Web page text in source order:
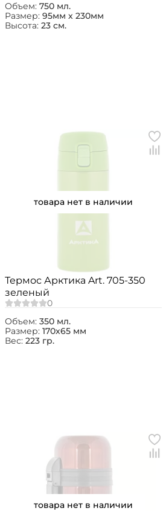
Объем: 750 мл.
Размер: 95мм х 230мм
Высота: 23 см.
товара нет в наличии
Термос Арктика Art. 705-350
зеленый
Объем: 350 мл.
Размер: 170х65 мм
Вес: 223 гр.
товара нет в наличии
Email: *
Повторите пароль: *
Заполняя данную